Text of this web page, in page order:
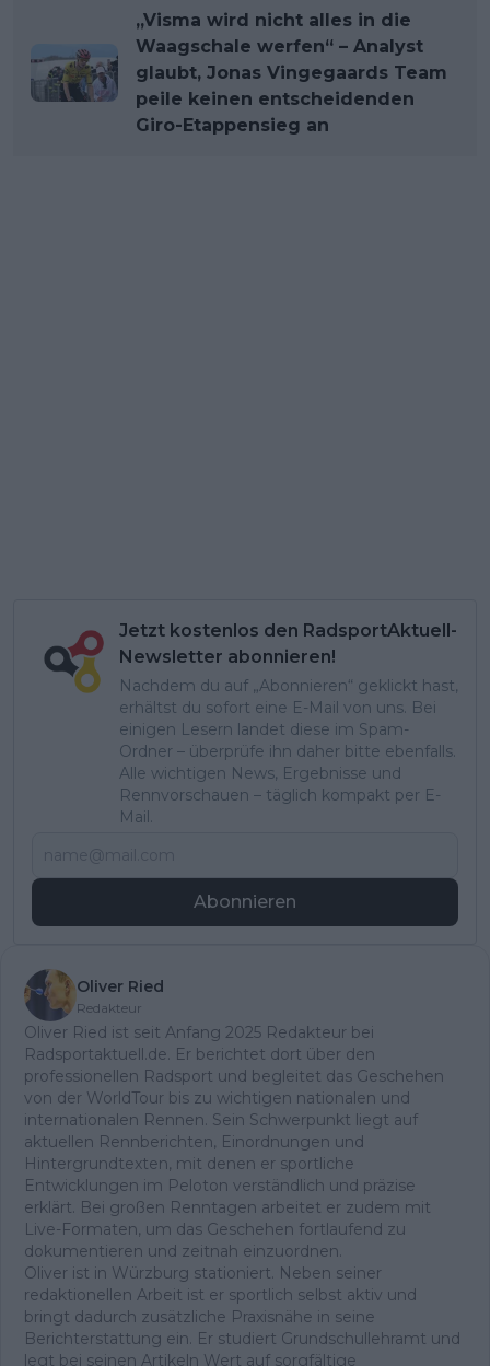
„Visma wird nicht alles in die
Waagschale werfen“ – Analyst
glaubt, Jonas Vingegaards Team
peile keinen entscheidenden
Giro-Etappensieg an
Jetzt kostenlos den RadsportAktuell-
Newsletter abonnieren!
Nachdem du auf „Abonnieren“ geklickt hast,
erhältst du sofort eine E-Mail von uns. Bei
einigen Lesern landet diese im Spam-
Ordner – überprüfe ihn daher bitte ebenfalls.
Alle wichtigen News, Ergebnisse und
Rennvorschauen – täglich kompakt per E-
Mail.
Abonnieren
Oliver Ried
Redakteur
Oliver Ried ist seit Anfang 2025 Redakteur bei
Radsportaktuell.de. Er berichtet dort über den
professionellen Radsport und begleitet das Geschehen
von der WorldTour bis zu wichtigen nationalen und
internationalen Rennen. Sein Schwerpunkt liegt auf
aktuellen Rennberichten, Einordnungen und
Hintergrundtexten, mit denen er sportliche
Entwicklungen im Peloton verständlich und präzise
erklärt. Bei großen Renntagen arbeitet er zudem mit
Live-Formaten, um das Geschehen fortlaufend zu
dokumentieren und zeitnah einzuordnen.
Oliver ist in Würzburg stationiert. Neben seiner
redaktionellen Arbeit ist er sportlich selbst aktiv und
bringt dadurch zusätzliche Praxisnähe in seine
Berichterstattung ein. Er studiert Grundschullehramt und
legt bei seinen Artikeln Wert auf sorgfältige